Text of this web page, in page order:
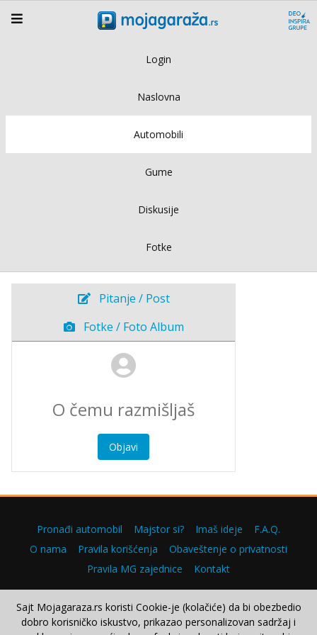
Login
Naslovna
Automobili
Gume
Diskusije
Fotke
Pitanje / Post
Fotke / Foto Album
Objavi
Pronađi automobil Majstor si? Imaš ideje
F.A.Q.
O nama
Pravila korišćenja
Obaveštenje o privatnosti
Pravila MG zajednice
Kontakt
Copyright © 2000–2026.
Sajt Mojagaraza.rs koristi Cookie-je (kolačiće) da bi obezbedio
dobro korisničko iskustvo, prikazao personalizovan sadržaj i